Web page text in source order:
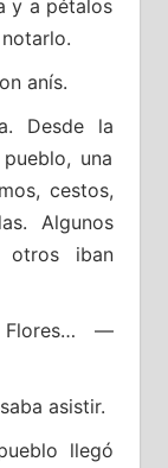
y a pétalos
anís.
Desde la
una
cestos,
Algunos
otros iban
—
asistir.
llegó